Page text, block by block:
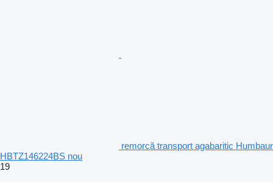
remorcă transport agabaritic Humbaur
HBTZ146224BS nou
19